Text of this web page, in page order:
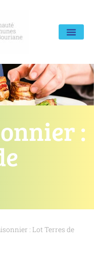
:
: Lot Terres de